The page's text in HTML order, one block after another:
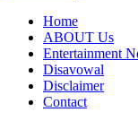
Home
ABOUT Us
Entertainment
Disavowal
Disclaimer
Contact